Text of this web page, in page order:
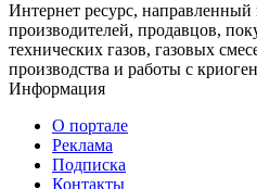
Интернет ресурс, направленный
производителей, продавцов,
технических газов, газовых
производства и работы с
Информация
О портале
Реклама
Подписка
Контакты